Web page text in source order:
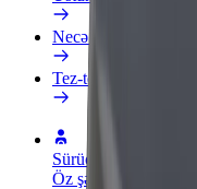
Necə qoşulmalı?
Tez-tez verilən suallar
Sürücü ol
Öz şərtlərinizə uyğun